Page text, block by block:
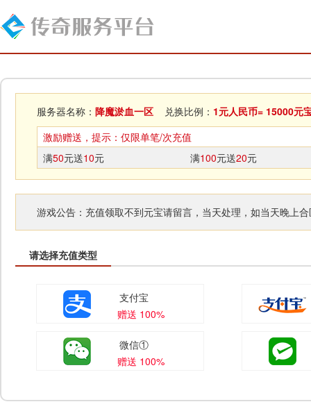
服务器名称： 降魔淤血一区 兑换比例： 1元人民币= 15000元
激励赠送，提示：仅限单笔/次充值
满50元送10元 满100元送20元
游戏公告：充值领取不到元宝请留言，当天处理，如当天晚上
请选择充值类型
支付宝
赠送 100%
微信①
赠送 100%